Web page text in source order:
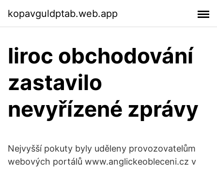
kopavguldptab.web.app
Iiroc obchodování
zastavilo
nevyřízené zprávy
Nejvyšší pokuty byly uděleny provozovatelům
webových portálů www.anglickeobleceni.cz v